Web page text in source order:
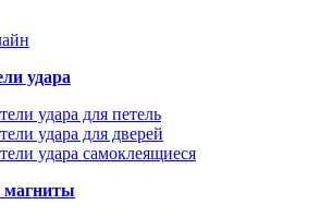
удара
удара для петель
удара для дверей
удара самоклеящиеся
магниты